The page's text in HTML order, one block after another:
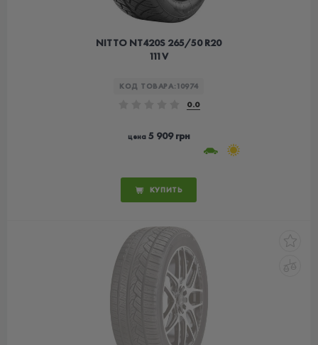
NITTO NT420S 265/50 R20
111V
КОД ТОВАРА: 10974
0.0
цена5 909 грн
КУПИТЬ